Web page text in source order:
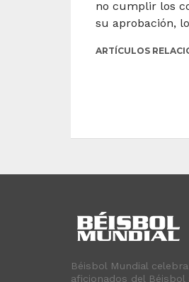
no cumplir los
su aprobación,
ARTÍCULOS
Béisbol Mundial
aficionados del